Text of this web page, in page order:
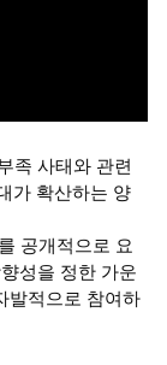
족 사태와 관련
가 확산하는 양
공개적으로 요
성을 정한 가운
발적으로 참여하